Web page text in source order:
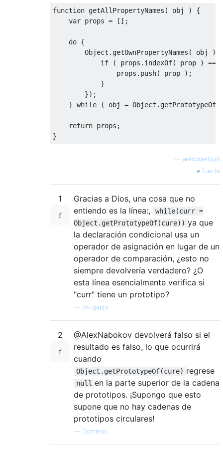
function getAllPropertyNames ( obj )
{
var props = [];
do {
Object . getOwnPropertyNames ( obj ).
if
( props . indexOf( prop )
===
                props
. push( prop
);
}
});
} while ( obj = Object . getPrototypeOf
return props ;
}
aeropuertoyh
fuente
1
Gracias a Dios, una cosa que no
entiendo es la línea:,
while(curr =
Object.getPrototypeOf(cure)) ya que
la declaración condicional usa un
operador de asignación en lugar de un
operador de comparación, ¿esto no
siempre devolvería verdadero? ¿O
esta línea esencialmente verifica si
"curr" tiene un prototipo?
dkugappi
2
@AlexNabokov devolverá falso si el
resultado es falso, lo que ocurrirá
cuando
Object.getPrototypeOf(cure) regrese
null en la parte superior de la cadena
de prototipos. ¡Supongo que esto
supone que no hay cadenas de
prototipos circulares!
— Domenic